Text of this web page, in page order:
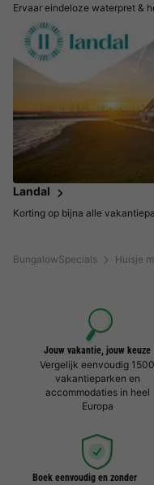
BungalowSpecials Huisje
Ervaar eindeloze waterpret &
Landal
Korting op bijna alle
Jouw vakantie, jouw keuze
Vergelijk eenvoudig 1500
vakantieparken en
accommodaties in heel
Europa
Boek eenvoudig en zonder